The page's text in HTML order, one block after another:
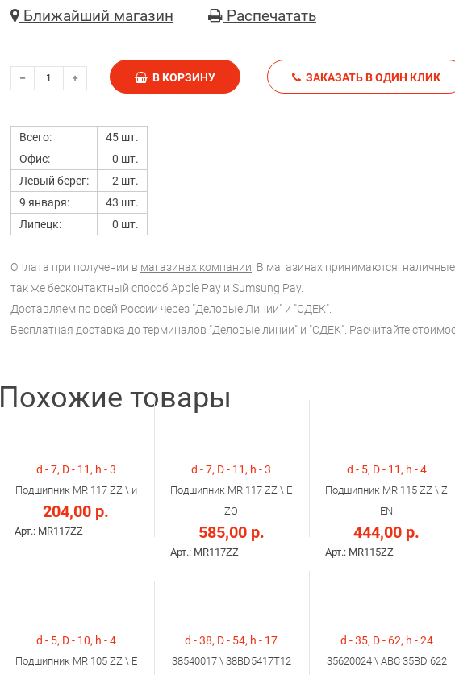
Ближайший магазин Распечатать
В КОРЗИНУ ЗАКАЗАТЬ В ОДИН КЛИК
Всего:
45 шт.
Офис:
0 шт.
Левый берег:
2 шт.
9 января:
43 шт.
Липецк:
0 шт.
Оплата при получении в магазинах компании. В магазинах принимаются:
так же бесконтактный способ Apple Pay и Sumsung Pay.
Доставляем по всей России через "Деловые Линии" и "СДЕК".
Бесплатная доставка до терминалов "Деловые линии" и "СДЕК". Расчитайте
Похожие товары
d - 7, D - 11, h - 3
Подшипник MR 117 ZZ \ и
204,00 р.
Арт.: MR117ZZ
d - 7, D - 11, h - 3
Подшипник MR 117 ZZ \ E
ZO
585,00 р.
Арт.: MR117ZZ
d - 5, D - 11, h - 4
Подшипник MR 115 ZZ \ Z
EN
444,00 р.
Арт.: MR115ZZ
d - 5, D - 10, h - 4
Подшипник MR 105 ZZ \ E
d - 38, D - 54, h - 17
38540017 \ 38BD5417T12
d - 35, D - 62, h - 24
35620024 \ ABC 35BD 622